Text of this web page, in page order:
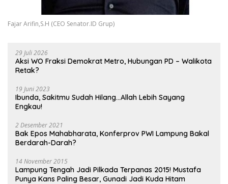
Fajar Arifin,S.H (CEO Senator.ID Grup)
29 Juli 2026
Aksi WO Fraksi Demokrat Metro, Hubungan PD – Walikota
Retak?
19 Juni 2023
Ibunda, Sakitmu Sudah Hilang…Allah Lebih Sayang
Engkau!
2 Desember 2021
Bak Epos Mahabharata, Konferprov PWI Lampung Bakal
Berdarah-Darah?
14 November 2015
Lampung Tengah Jadi Pilkada Terpanas 2015! Mustafa
Punya Kans Paling Besar, Gunadi Jadi Kuda Hitam